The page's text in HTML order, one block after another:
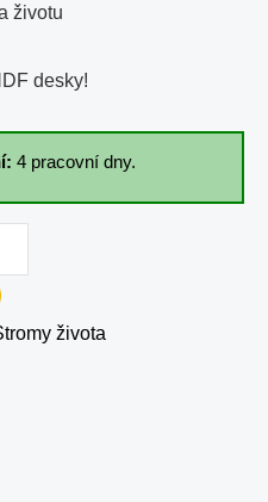
životu
desky!
4 pracovní dny.
života